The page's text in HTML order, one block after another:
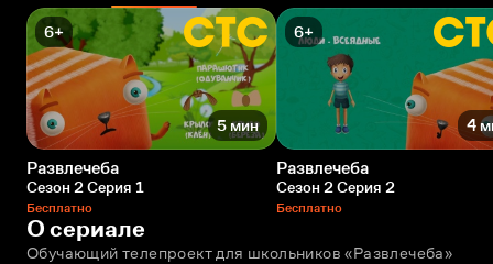
6+
5 мин
Развлечеба
Сезон 2 Серия 1
Бесплатно
6+
4
Развлечеба
Сезон 2 Серия 2
Бесплатно
О сериале
Обучающий телепроект для школьников «Развлечeба»